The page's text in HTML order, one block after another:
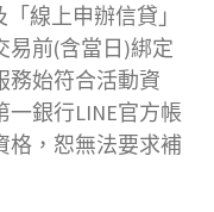
線上申辦信貸」
易前(含當日)綁定
務始符合活動資
銀行LINE官方帳
格，恕無法要求補